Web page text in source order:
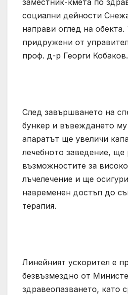
заместник-кмета по
социални дейности
направи оглед на обекта.
придружени от
проф. д-р Георги Кобаков.
След завършването на
бункер и въвеждането
апаратът ще увеличи
лечебното заведение,
възможностите за
лъчелечение и ще
навременен достъп до
терапия.
Линейният ускорител е
безвъзмездно от
здравеопазването, като